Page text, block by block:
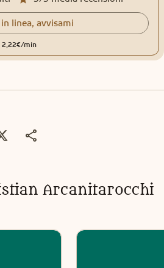
linea, avvisami
2,22€/min
Arcanitarocchi